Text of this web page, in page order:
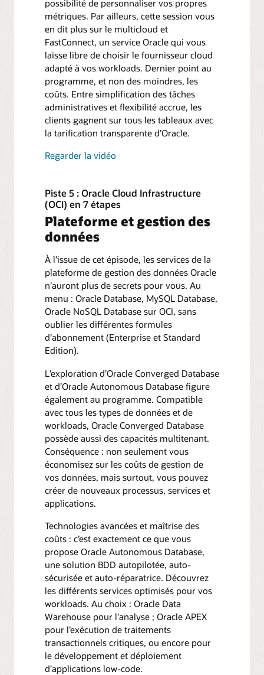
possibilité de personnaliser vos propres
métriques. Par ailleurs, cette session vous
en dit plus sur le multicloud et
FastConnect, un service Oracle qui vous
laisse libre de choisir le fournisseur cloud
adapté à vos workloads. Dernier point au
programme, et non des moindres, les
coûts. Entre simplification des tâches
administratives et flexibilité accrue, les
clients gagnent sur tous les tableaux avec
la tarification transparente d’Oracle.
Regarder la vidéo
Piste 5 : Oracle Cloud Infrastructure
(OCI) en 7 étapes
Plateforme et gestion des
données
À l’issue de cet épisode, les services de la
plateforme de gestion des données Oracle
n’auront plus de secrets pour vous. Au
menu : Oracle Database, MySQL Database,
Oracle NoSQL Database sur OCI, sans
oublier les différentes formules
d’abonnement (Enterprise et Standard
Edition).
L’exploration d’Oracle Converged Database
et d’Oracle Autonomous Database figure
également au programme. Compatible
avec tous les types de données et de
workloads, Oracle Converged Database
possède aussi des capacités multitenant.
Conséquence : non seulement vous
économisez sur les coûts de gestion de
vos données, mais surtout, vous pouvez
créer de nouveaux processus, services et
applications.
Technologies avancées et maîtrise des
coûts : c’est exactement ce que vous
propose Oracle Autonomous Database,
une solution BDD autopilotée, auto-
sécurisée et auto-réparatrice. Découvrez
les différents services optimisés pour vos
workloads. Au choix : Oracle Data
Warehouse pour l’analyse ; Oracle APEX
pour l’exécution de traitements
transactionnels critiques, ou encore pour
le développement et déploiement
d’applications low-code.